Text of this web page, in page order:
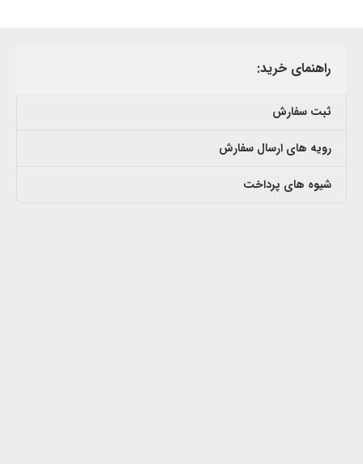
راهنمای خرید:
ثبت سفارش
رویه های ارسال سفارش
شیوه های پرداخت